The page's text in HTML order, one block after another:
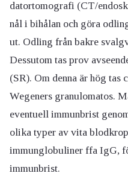
datortomografi (CT/
nål i bihålan och göra
ut. Odling från bakre
Dessutom tas prov
(SR). Om denna är hög
Wegeners granulomatos.
eventuell immunbrist
olika typer av vita
immunglobuliner ffa IgG,
immunbrist.